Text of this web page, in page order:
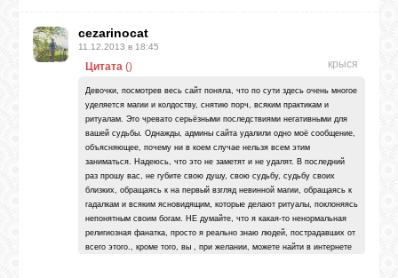
человека).
cezarinocat
11.12.2013 в 18:45
Цитата крыся
()
Девочки, посмотрев весь сайт поняла, что по сути здесь очень многое
уделяется магии и колдоству, снятию порч, всяким практикам и
ритуалам. Это чревато серьёзными последствиями негативными для
вашей судьбы. Однажды, админы сайта удалили одно моё сообщение,
объясняющее, почему ни в коем случае нельзя всем этим
заниматься. Надеюсь, что это не заметят и не удалят. В последний
раз прошу вас, не губите свою душу, свою судьбу, судьбу своих
близких, обращаясь к на первый взгляд невинной магии, обращаясь к
гадалкам и всяким ясновидящим, которые делают ритуалы, поклоняясь
непонятным своим богам. НЕ думайте, что я какая-то ненормальная
религиозная фанатка, просто я реально знаю людей, пострадавших от
всего этого., кроме того, вы , при желании, можете найти в интернете